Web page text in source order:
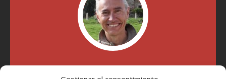
"Soy Manel Hospido, nací en Valencia en 1969 y desde el